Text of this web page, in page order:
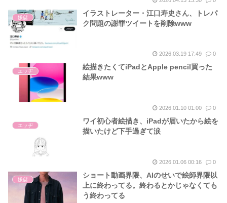
嫌儲
イラストレーター・江口寿史さん、トレパ
ク問題の謝罪ツイートを削除www
2026.03.19 17:49 0
エッヂ
絵描きたくてiPadとApple pencil買った
結果www
2026.01.10 01:00 0
エッヂ
ワイ初心者絵描き、iPadが届いたから絵を
描いたけど下手過ぎて涙
2026.01.06 00:16 0
嫌儲
ショート動画界隈、AIのせいで絵師界隈以
上に終わってる。終わるとかじゃなくても
う終わってる